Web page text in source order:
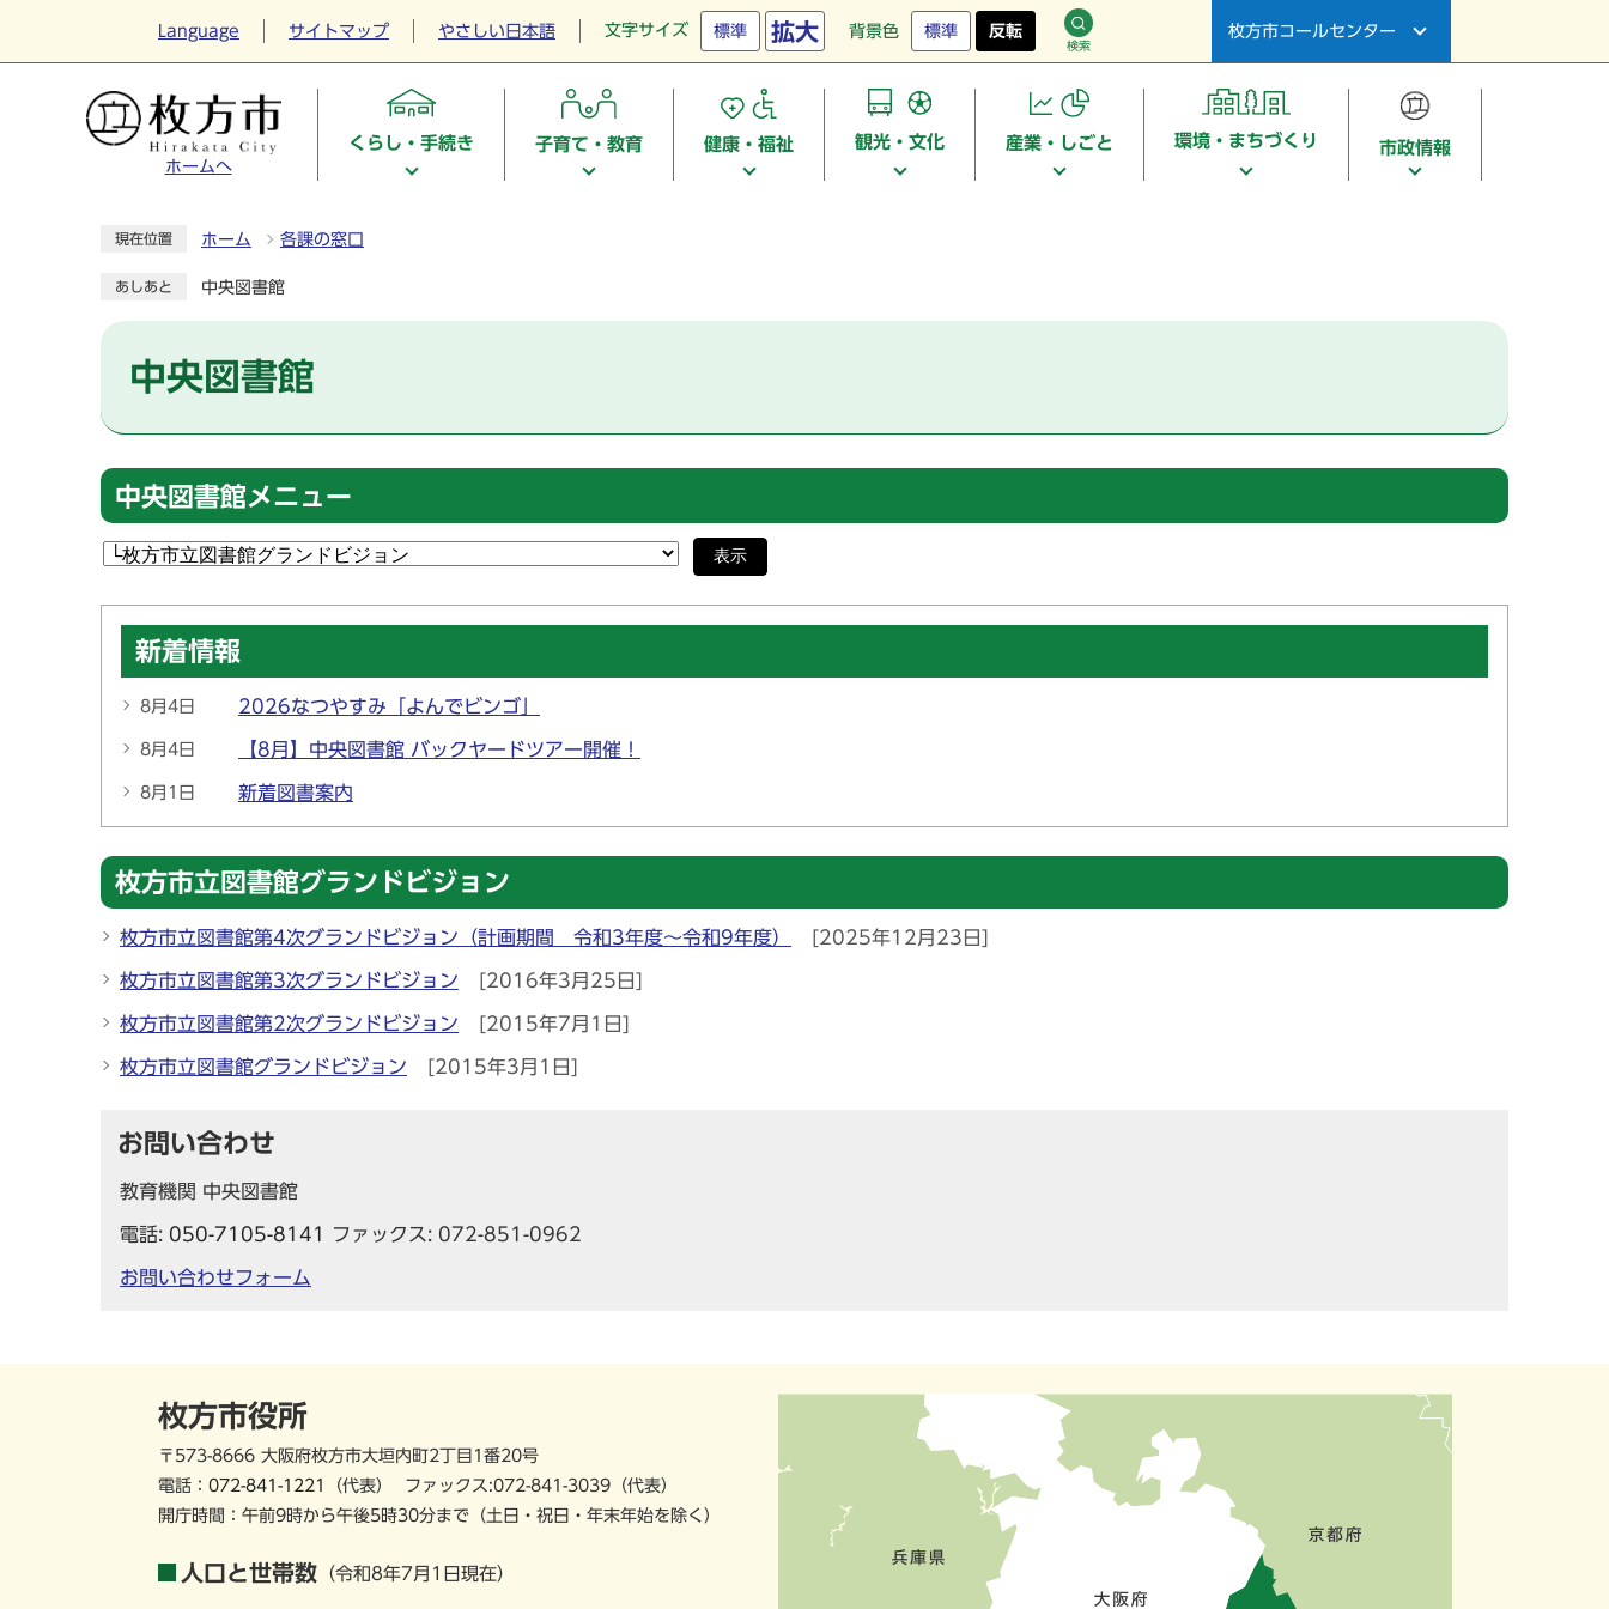
Language サイトマップ やさしい日本語 文字サイズ 標準 拡大 背景色 標準 反転
検索
枚方市コールセンター
ホームへ
くらし・手続き 子育て・教育 健康・福祉 観光・文化 産業・しごと 環境・まちづくり 市政情報
現在位置 ホーム 各課の窓口
あしあと 中央図書館
中央図書館
中央図書館メニュー
表示
新着情報
8月4日 2026なつやすみ「よんでビンゴ」
8月4日 【8月】中央図書館 バックヤードツアー開催！
8月1日 新着図書案内
枚方市立図書館グランドビジョン
枚方市立図書館第4次グランドビジョン（計画期間 令和3年度～令和9年度） [2025年12月23日]
枚方市立図書館第3次グランドビジョン [2016年3月25日]
枚方市立図書館第2次グランドビジョン [2015年7月1日]
枚方市立図書館グランドビジョン [2015年3月1日]
お問い合わせ
教育機関 中央図書館
電話: 050-7105-8141 ファックス: 072-851-0962
お問い合わせフォーム
枚方市役所
〒573-8666 大阪府枚方市大垣内町2丁目1番20号
電話： 072-841-1221 （代表） ファックス:072-841-3039（代表）
開庁時間：午前9時から午後5時30分まで （土日・祝日・年末年始を除く）
人口と世帯数 （令和8年7月1日現在）